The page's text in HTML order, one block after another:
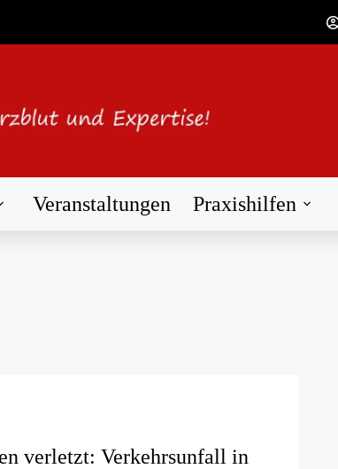
Veranstaltungen Praxishilfen
verletzt: Verkehrsunfall in